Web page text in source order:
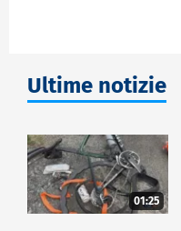
Ultime notizie
01:25